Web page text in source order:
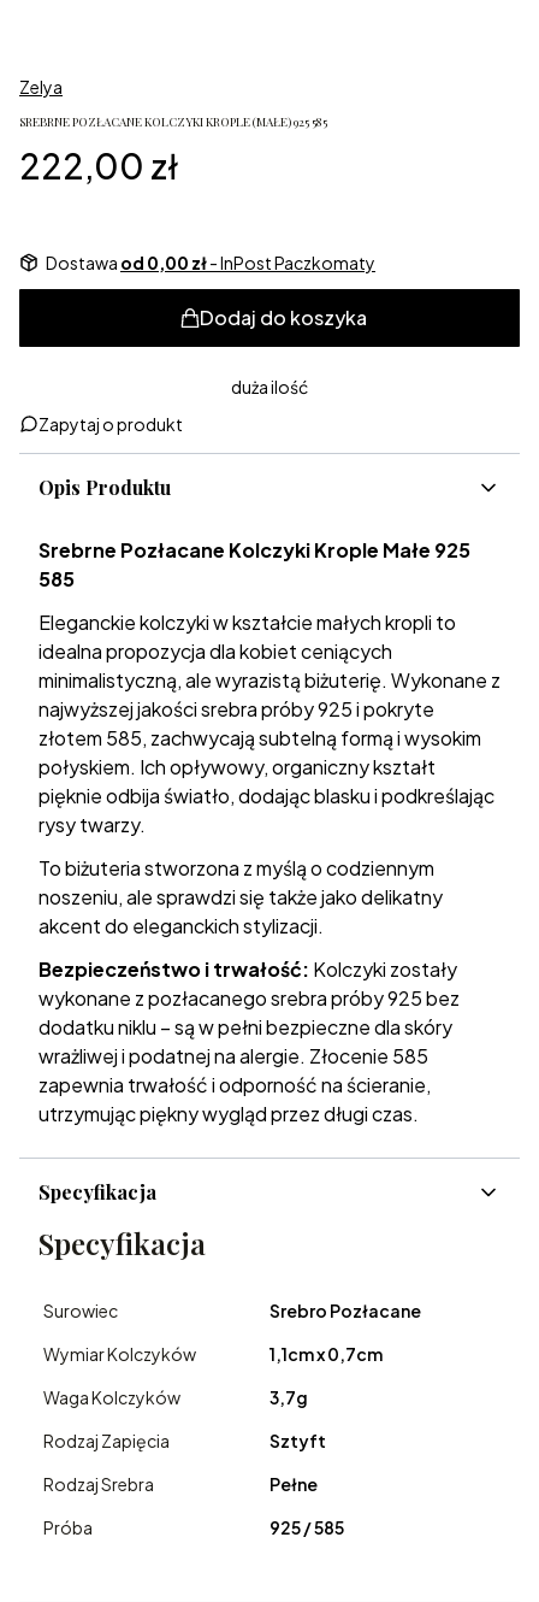
Zelya
SREBRNE POZŁACANE KOLCZYKI KROPLE (MAŁE) 925 585
Cena
222,00 zł
Dostawa od 0,00 zł- InPost Paczkomaty
Dodaj do koszyka
duża ilość
Zapytaj o produkt
Opis Produktu
Srebrne Pozłacane Kolczyki Krople Małe 925
585
Eleganckie kolczyki w kształcie małych kropli to
idealna propozycja dla kobiet ceniących
minimalistyczną, ale wyrazistą biżuterię. Wykonane z
najwyższej jakości srebra próby 925 i pokryte
złotem 585, zachwycają subtelną formą i wysokim
połyskiem. Ich opływowy, organiczny kształt
pięknie odbija światło, dodając blasku i podkreślając
rysy twarzy.
To biżuteria stworzona z myślą o codziennym
noszeniu, ale sprawdzi się także jako delikatny
akcent do eleganckich stylizacji.
Bezpieczeństwo i trwałość: Kolczyki zostały
wykonane z pozłacanego srebra próby 925 bez
dodatku niklu – są w pełni bezpieczne dla skóry
wrażliwej i podatnej na alergie. Złocenie 585
zapewnia trwałość i odporność na ścieranie,
utrzymując piękny wygląd przez długi czas.
Specyfikacja
Specyfikacja
Surowiec
Srebro Pozłacane
Wymiar Kolczyków
1,1cm x 0,7cm
Waga Kolczyków
3,7g
Rodzaj Zapięcia
Sztyft
Rodzaj Srebra
Pełne
Próba
925 / 585